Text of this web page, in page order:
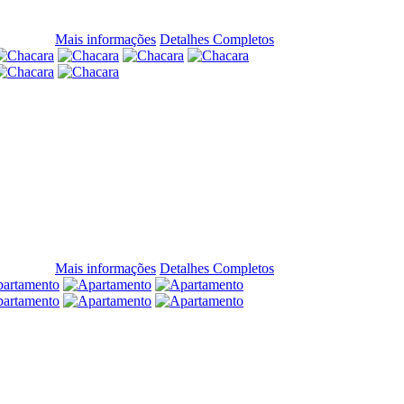
Mais informações Detalhes Completos
Mais informações Detalhes Completos